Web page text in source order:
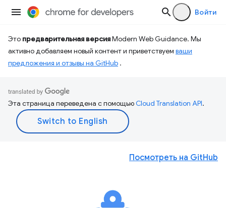
Войти
Это предварительная версияModern Web Guidance. Мы
активно добавляем новый контент и приветствуем ваши
предложения и отзывы на GitHub .
Эта страница переведена с помощьюCloud Translation API.
Посмотреть на GitHub